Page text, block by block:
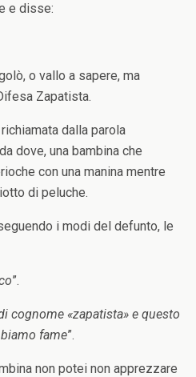
e disse:
o vallo a sapere, ma
Zapatista.
dalla parola
dove, una bambina che
con una manina mentre
di peluche.
i modi del defunto, le
”.
cognome «zapatista» e questo
fame”.
non potei non apprezzare